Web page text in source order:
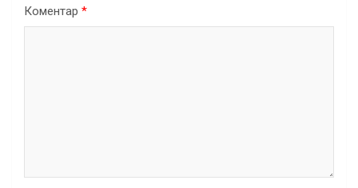
Коментар *